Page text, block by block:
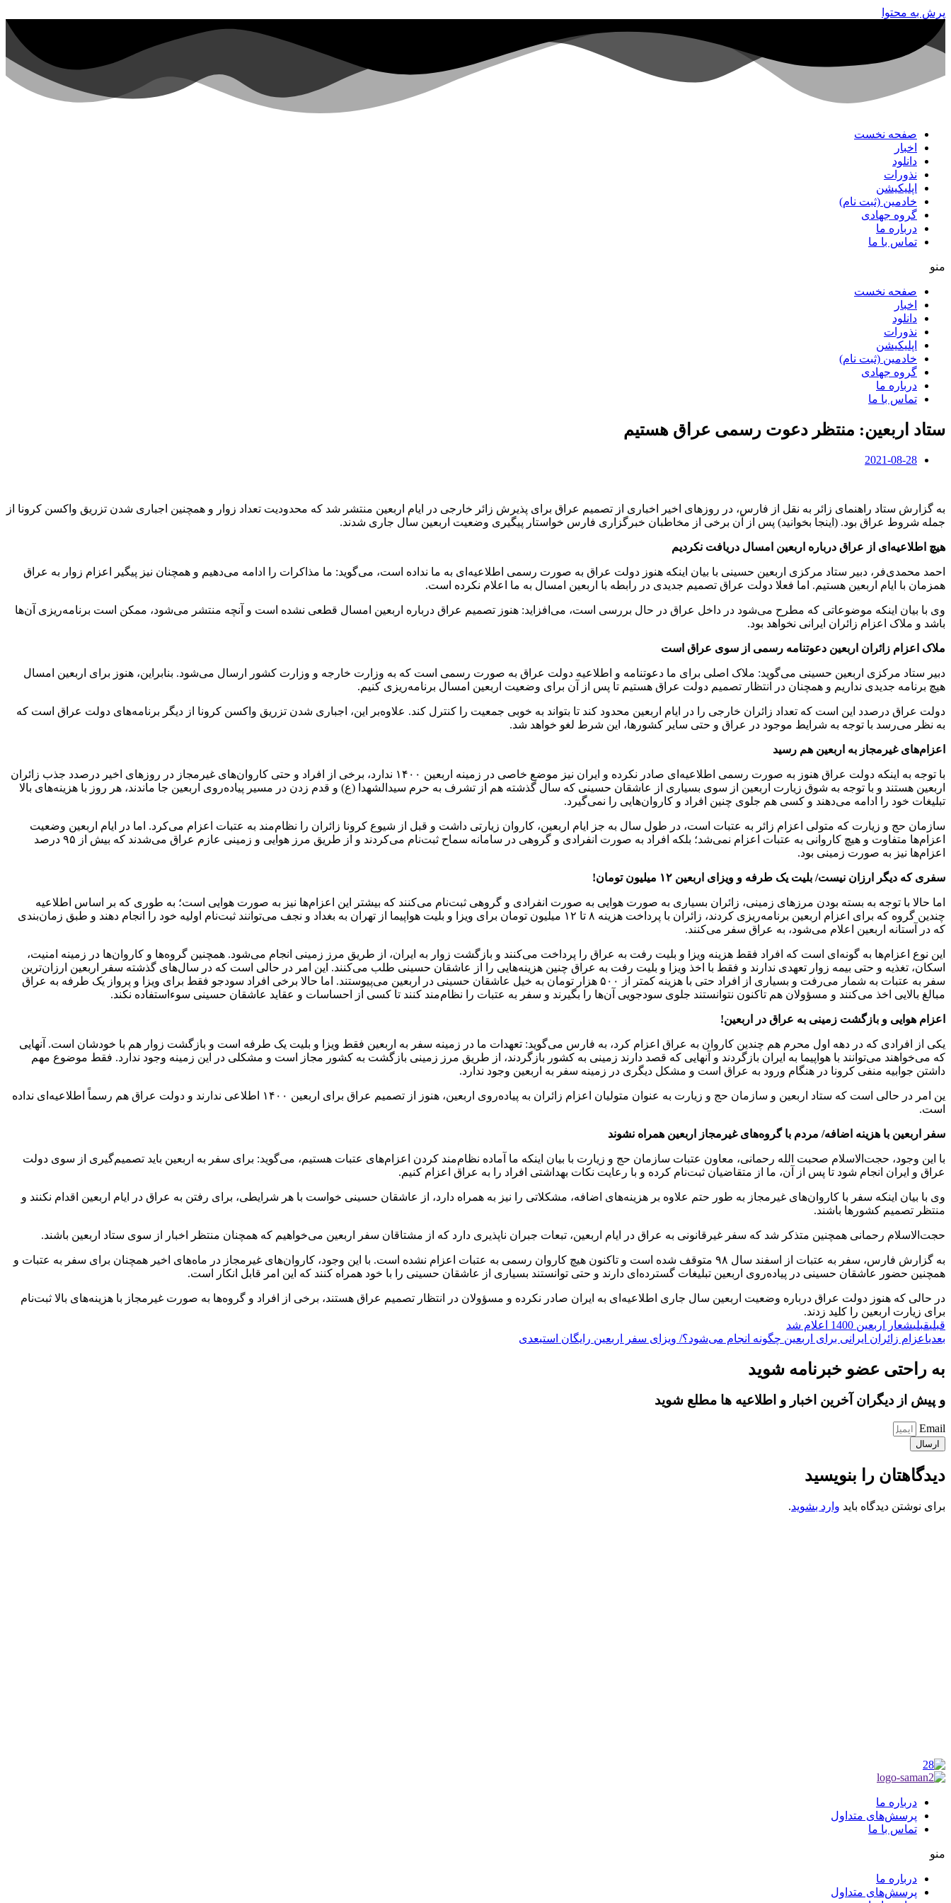
پرش به محتوا
صفحه نخست
اخبار
دانلود
نذورات
اپلیکیشن
خادمین (ثبت نام)
گروه جهادی
درباره ما
تماس با ما
منو
صفحه نخست
اخبار
دانلود
نذورات
اپلیکیشن
خادمین (ثبت نام)
گروه جهادی
درباره ما
تماس با ما
ستاد اربعین: منتظر دعوت رسمی عراق هستیم
2021-08-28
به گزارش ستاد راهنمای زائر به نقل از فارس، در روزهای اخیر اخباری از تصمیم عراق برای پذیرش زائر خارجی در ایام اربعین منتشر شد که محدودیت تعداد زوار و همچنین اجباری شدن تزریق واکسن کرونا از
جمله شروط عراق بود. (اینجا بخوانید) پس از آن برخی از مخاطبان خبرگزاری فارس خواستار پیگیری وضعیت اربعین سال جاری شدند.
هیچ اطلاعیه‌ای از عراق درباره اربعین امسال دریافت نکردیم
احمد محمدی‌فر، دبیر ستاد مرکزی اربعین حسینی با بیان اینکه هنوز دولت عراق به صورت رسمی اطلاعیه‌ای به ما نداده است، می‌گوید: ما مذاکرات را ادامه می‌دهیم و همچنان نیز پیگیر اعزام زوار به عراق
همزمان با ایام اربعین هستیم. اما فعلا دولت عراق تصمیم جدیدی در رابطه با اربعین امسال به ما اعلام نکرده است.
وی با بیان اینکه موضوعاتی که مطرح می‌شود در داخل عراق در حال بررسی است، می‌افزاید: هنوز تصمیم‌ عراق درباره اربعین امسال قطعی نشده است و آنچه منتشر می‌شود، ممکن است برنامه‌ریزی آ‌ن‌ها
باشد و ملاک اعزام زائران ایرانی نخواهد بود.
ملاک اعزام زائران اربعین دعوتنامه رسمی از سوی عراق است
دبیر ستاد مرکزی اربعین حسینی می‌گوید: ملاک اصلی برای ما دعوتنامه و اطلاعیه دولت عراق به صورت رسمی است که به وزارت خارجه و وزارت کشور ارسال می‌شود. بنابراین، هنوز برای اربعین امسال
هیچ برنامه جدیدی نداریم و همچنان در انتظار تصمیم دولت عراق هستیم تا پس از آن برای وضعیت اربعین امسال برنامه‌ریزی کنیم.
دولت عراق درصدد این است که تعداد زائران خارجی را در ایام اربعین محدود کند تا بتواند به خوبی جمعیت را کنترل کند. علاوه‌بر این، اجباری شدن تزریق واکسن کرونا از دیگر برنامه‌های دولت عراق است که
به نظر می‌رسد با توجه به شرایط موجود در عراق و حتی سایر کشورها، این شرط لغو خواهد شد.
اعزام‌های غیرمجاز به اربعین هم رسید
با توجه به اینکه دولت عراق هنوز به صورت رسمی اطلاعیه‌ای صادر نکرده و ایران نیز موضع خاصی در زمینه اربعین ۱۴۰۰ ندارد، برخی از افراد و حتی کاروان‌های غیرمجاز در روزهای اخیر درصدد جذب زائران
اربعین هستند و با توجه به شوق زیارت اربعین از سوی بسیاری از عاشقان حسینی که سال گذشته هم از تشرف به حرم سیدالشهدا (ع) و قدم زدن در مسیر پیاده‌روی اربعین جا ماندند، هر روز با هزینه‌های بالا
تبلیغات خود را ادامه می‌دهند و کسی هم جلوی چنین افراد و کاروان‌هایی را نمی‌گیرد.
سازمان حج و زیارت که متولی اعزام زائر به عتبات است، در طول سال به جز ایام اربعین، کاروان زیارتی داشت و قبل از شیوع کرونا زائران را نظام‌مند به عتبات اعزام می‌کرد. اما در ایام اربعین وضعیت
اعزام‌ها متفاوت و هیچ کاروانی به عتبات اعزام نمی‌شد؛ بلکه افراد به صورت انفرادی و گروهی در سامانه سماح ثبت‌نام می‌کردند و از طریق مرز هوایی و زمینی عازم عراق می‌شدند که بیش از ۹۵ درصد
اعزام‌ها نیز به صورت زمینی بود.
سفری که دیگر ارزان نیست/ بلیت یک طرفه و ویزای اربعین ۱۲ میلیون تومان!
اما حالا با توجه به بسته بودن مرزهای زمینی، زائران بسیاری به صورت هوایی به صورت انفرادی و گروهی ثبت‌نام می‌کنند که بیشتر این اعزام‌ها نیز به صورت هوایی است؛ به طوری که بر اساس اطلاعیه
چندین گروه که برای اعزام اربعین برنامه‌ریزی کردند، زائران با پرداخت هزینه ۸ تا ۱۲ میلیون تومان برای ویزا و بلیت هواپیما از تهران به بغداد و نجف می‌توانند ثبت‌نام اولیه خود را انجام دهند و طبق زمان‌بندی
که در آستانه اربعین اعلام می‌شود، به عراق سفر می‌کنند.
این نوع اعزام‌ها به گونه‌ای است که افراد فقط هزینه ویزا و بلیت رفت به عراق را پرداخت می‌کنند و بازگشت زوار به ایران، از طریق مرز زمینی انجام می‌شود. همچنین گروه‌ها و کاروان‌ها در زمینه امنیت،
اسکان، تغذیه و حتی بیمه زوار تعهدی ندارند و فقط با اخذ ویزا و بلیت رفت به عراق چنین هزینه‌هایی را از عاشقان حسینی طلب می‌کنند. این امر در حالی است که در سال‌های گذشته سفر اربعین ارزان‌‌ترین
سفر به عتبات به شمار می‌رفت و بسیاری از افراد حتی با هزینه کمتر از ۵۰۰ هزار تومان به خیل عاشقان حسینی در اربعین می‌پیوستند. اما حالا برخی افراد سودجو فقط برای ویزا و پرواز یک طرفه به عراق
مبالغ بالایی اخذ می‌کنند و مسؤولان هم تاکنون نتوانستند جلوی سودجویی آن‌ها را بگیرند و سفر به عتبات را نظام‌مند کنند تا کسی از احساسات و عقاید عاشقان حسینی سوءاستفاده نکند.
اعزام هوایی و بازگشت زمینی به عراق در اربعین!
یکی از افرادی که در دهه اول محرم هم چندین کاروان به عراق اعزام کرد، به فارس می‌گوید: تعهدات ما در زمینه سفر به اربعین فقط ویزا و بلیت یک طرفه است و بازگشت زوار هم با خودشان است. آنهایی
که می‌خواهند می‌توانند با هواپیما به ایران بازگردند و آنهایی که قصد دارند زمینی به کشور بازگردند، از طریق مرز زمینی بازگشت به کشور مجاز است و مشکلی در این زمینه وجود ندارد. فقط موضوع مهم
داشتن جوابیه منفی کرونا در هنگام ورود به عراق است و مشکل دیگری در زمینه سفر به اربعین وجود ندارد.
ین امر در حالی است که ستاد اربعین و سازمان حج و زیارت به عنوان متولیان اعزام زائران به پیاده‌روی اربعین، هنوز از تصمیم عراق برای اربعین ۱۴۰۰ اطلاعی ندارند و دولت عراق هم رسماً اطلاعیه‌ای نداده
است.
سفر اربعین با هزینه اضافه/ مردم با گروه‌های غیرمجاز اربعین همراه نشوند
با این وجود، حجت‌الاسلام صحبت الله رحمانی، معاون عتبات سازمان حج و زیارت با بیان اینکه ما آماده نظام‌مند کردن اعزام‌های عتبات هستیم، می‌گوید: برای سفر به اربعین باید تصمیم‌گیری از سوی دولت
عراق و ایران انجام شود تا پس از آن، ما از متقاضیان ثبت‌نام کرده و با رعایت نکات بهداشتی افراد را به عراق اعزام کنیم.
وی با بیان اینکه سفر با کاروان‌های غیرمجاز به طور حتم علاوه بر هزینه‌های اضافه، مشکلاتی را نیز به همراه دارد، از عاشقان حسینی خواست با هر شرایطی، برای رفتن به عراق در ایام اربعین اقدام نکنند و
منتظر تصمیم کشورها باشند.
حجت‌الاسلام رحمانی همچنین متذکر شد که سفر غیرقانونی به عراق در ایام اربعین، تبعات جبران ناپذیری دارد که از مشتاقان سفر اربعین می‌خواهیم که همچنان منتظر اخبار از سوی ستاد اربعین باشند.
به گزارش فارس، سفر به عتبات از اسفند سال ۹۸ متوقف شده است و تاکنون هیچ کاروان رسمی به عتبات اعزام نشده است. با این وجود، کاروان‌های غیرمجاز در ماه‌های اخیر همچنان برای سفر به عتبات و
همچنین حضور عاشقان حسینی در پیاده‌روی اربعین تبلیغات گسترده‌ای دارند و حتی توانستند بسیاری از عاشقان حسینی را با خود همراه کنند که این امر قابل انکار است.
در حالی که هنوز دولت عراق درباره وضعیت اربعین سال جاری اطلاعیه‌ای به ایران صادر نکرده و مسؤولان در انتظار تصمیم عراق هستند، برخی از افراد و گروه‌ها به صورت غیرمجاز با هزینه‌های بالا ثبت‌نام
برای زیارت اربعین را کلید زدند.
قبلیقبلیشعار اربعین 1400 اعلام شد
بعدیاعزام زائران ایرانی برای اربعین چگونه انجام می‌شود؟/ ویزای سفر اربعین رایگان استبعدی
به راحتی عضو خبرنامه شوید
و پیش از دیگران آخرین اخبار و اطلاعیه ها مطلع شوید
Email
ارسال
دیدگاهتان را بنویسید
برای نوشتن دیدگاه باید وارد بشوید.
درباره ما
پرسش‌های متداول
تماس با ما
منو
درباره ما
پرسش‌های متداول